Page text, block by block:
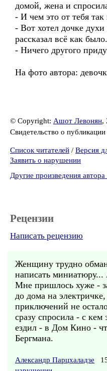
домой, жена и
- И чем это от тебя так
- Вот хотел дочке
рассказал всё как было.
- Ничего другого
На фото автора:
© Copyright: Ашот Левонян,
Свидетельство о
Список читателей / Версия
Заявить о нарушении
Другие произведения
Рецензии
Написать рецензию
Женщину трудно
написать
Мне пришлось хуже -
до дома на
приключений не
сразу спросила - с
ездил - в Дом Кино -
Бергмана.
Александр Парцхаладзе